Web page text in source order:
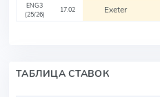
ENG3
(25/26)
17.02 Exeter
ТАБЛИЦА СТАВОК